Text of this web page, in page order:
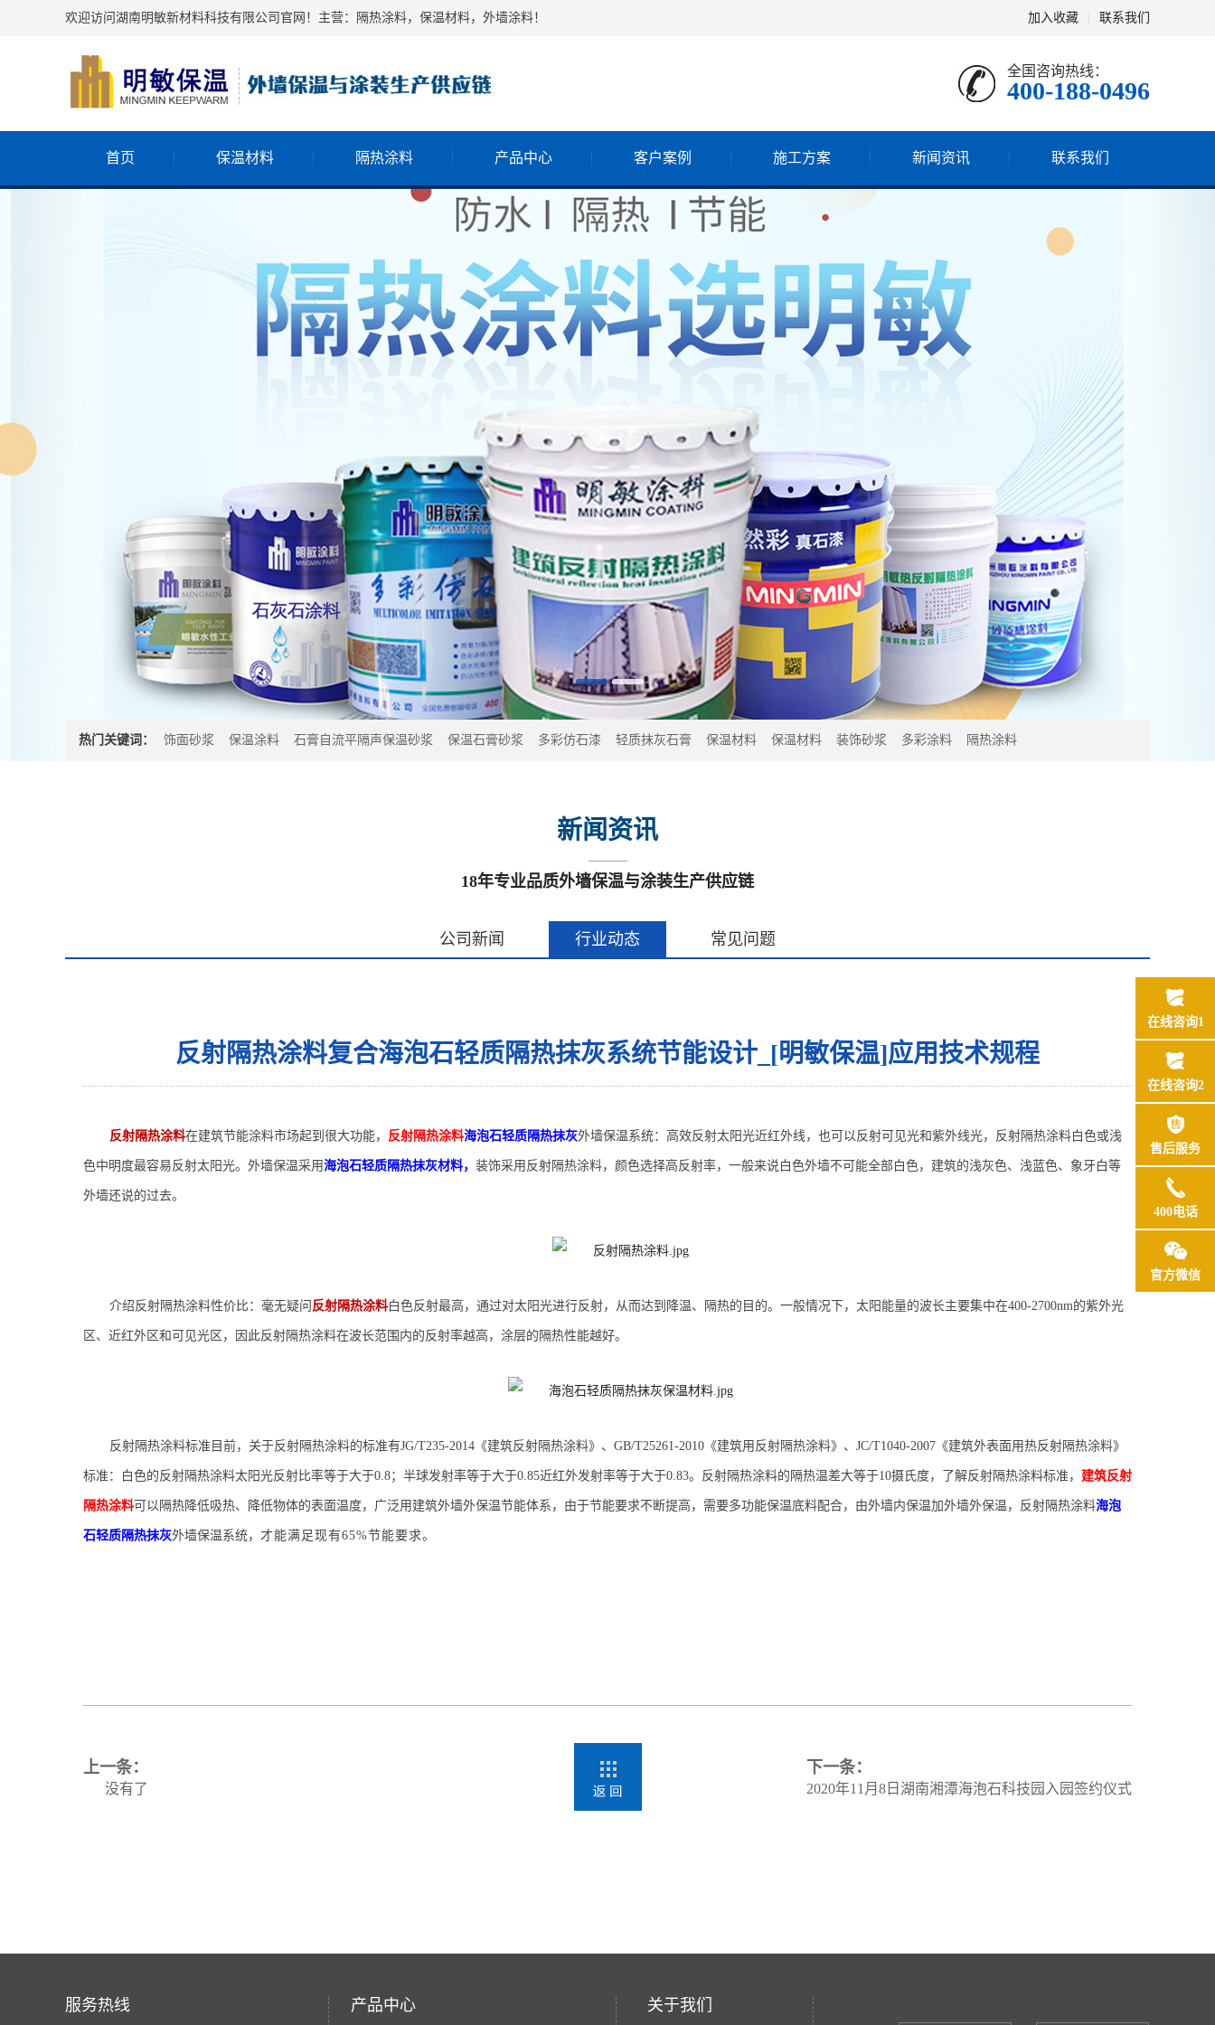
欢迎访问湖南明敏新材料科技有限公司官网！主营：隔热涂料，保温材料，外墙涂料！ 加入收藏 联系我们
全国咨询热线：
400-188-0496
首页 保温材料 隔热涂料 产品中心 客户案例 施工方案 新闻资讯 联系我们
热门关键词： 饰面砂浆 保温涂料 石膏自流平隔声保温砂浆 保温石膏砂浆 多彩仿石漆 轻质抹灰石膏 保温材料 保温材料 装饰砂浆 多彩涂料 隔热涂料
新闻资讯
18年专业品质外墙保温与涂装生产供应链
公司新闻 行业动态 常见问题
反射隔热涂料复合海泡石轻质隔热抹灰系统节能设计_[明敏保温]应用技术规程
反射隔热涂料在建筑节能涂料市场起到很大功能， 反射隔热涂料海泡石轻质隔热抹灰外墙保温系统：高效反射太阳光近红外线，也可以反射可见光和紫外线光，反射隔热涂料白色或浅
色中明度最容易反射太阳光。 外墙保温采用海泡石轻质隔热抹灰材料， 装饰采用 反射隔热涂料， 颜色选择高反射率，一般来说白色外墙不可能全部 白色，建筑的浅灰色、浅蓝色、象牙白等
外墙还说的过去。
介绍反射隔热涂料性价比：毫无疑问 反射隔热涂料白色反射最高， 通过对太阳光进行反射，从而达到降温、隔热的目的。一般情况下，太阳能量的波长主要集中在400-2700nm的紫外光
区 、 近红外区和可见光区，因此反射隔热涂料在波长范围内的反射率越高，涂层的隔热性能越好。
反射隔热涂料标准目前，关于反射隔热涂料的标准有JG/T235-2014《建筑反射隔热涂料》、GB/T25261-2010《建筑用反射隔热涂料》、JC/T1040-2007《建筑外表面用热反射隔热涂料》
标准：白色的反射隔热涂料太阳光反射比率等于大于0.8；半球发射率等于大于0.85近红外发射率等于大于0.83。反射隔热涂料的隔热温差大等于10摄氏度，了解反射隔热涂料标准， 建筑反射
隔热涂料可以隔热降低吸热、降低物体的表面温度，广泛用建筑外墙外保温节能体系，由于节能要求不断提高，需要多功能保温底料配合，由外墙内保温加外墙外保温， 反射隔热涂料海泡
石轻质隔热抹灰外墙保温系统， 才能满足现有65%节能要求。
上一条：
没有了
下一条：
2020年11月8日湖南湘潭海泡石科技园入园签约仪式
服务热线 产品中心 关于我们
在线咨询1
在线咨询2
售后服务
400电话
官方微信